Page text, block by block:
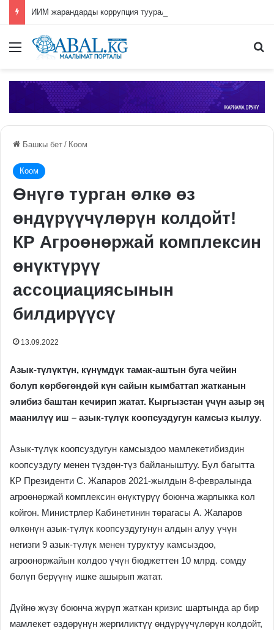
ИИМ жарандарды коррупция тууралуу билдирүүгө чакырат
Меню
Башкы бет / Коом
Коом
Өнүгө турган өлкө өз
өндүрүүчүлөрүн колдойт!
КР Агроөнөржай комплексин
өнүктүрүү
ассоциациясынын
билдирүүсү
13.09.2022
Азык-түлүктүн, күнүмдүк тамак-аштын буга чейин
болуп көрбөгөндөй күн сайын кымбаттап жатканын
элибиз баштан кечирип жатат. Кыргызстан үчүн азыр эң
маанилүү иш – азык-түлүк коопсуздугун камсыз кылуу.
Азык-түлүк коопсуздугун камсыздоо мамлекетибиздин
коопсуздугу менен түздөн-түз байланыштуу. Бул багытта
КР Президенти С. Жапаров 2021-жылдын 8-февралында
агроөнөржай комплексин өнүктүрүү боюнча жарлыкка кол
койгон. Министрлер Кабинетинин төрагасы А. Жапаров
өлкөнүн азык-түлүк коопсуздугунун алдын алуу үчүн
негизги 9 азык-түлүк менен туруктуу камсыздоо,
агроөнөржайын колдоо үчүн бюджеттен 10 млрд. сомду
бөлүп берүүнү ишке ашырып жатат.
Дүйнө жүзү боюнча жүрүп жаткан кризис шартында ар бир
мамлекет өздөрүнүн жергиликтүү өндүрүүчүлөрүн колдойт,